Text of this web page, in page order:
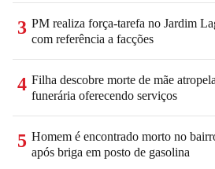
3 PM realiza força-tarefa no Jardim
com referência a facções
4 Filha descobre morte de mãe
funerária oferecendo serviços
5 Homem é encontrado morto no
após briga em posto de gasolina